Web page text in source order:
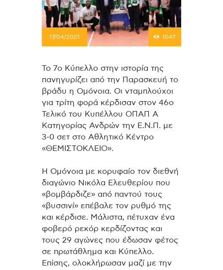
17/04/2021 1047
To 7o Kύπελλο στην ιστορία της
πανηγυρίζει από την Παρασκευή το
βράδυ η Ομόνοια. Οι νταμπλούχοι
για τρίτη φορά κέρδισαν στον 46ο
Τελικό του Κυπέλλου ΟΠΑΠ Α
Κατηγορίας Ανδρών την Ε.Ν.Π. με
3-0 σετ στο Αθλητικό Κέντρο
«ΘΕΜΙΣΤΟΚΛΕΙΟ».
Η Ομόνοια με κορυφαίο τον διεθνή
διαγώνιο Νικόλα Ελευθερίου που
«βομβάρδιζε» από παντού τους
«βυσσινί» επέβαλε τον ρυθμό της
και κέρδισε. Μάλιστα, πέτυχαν ένα
φοβερό ρεκόρ κερδίζοντας και
τους 29 αγώνες που έδωσαν φέτος
σε πρωτάθλημα και Κύπελλο.
Επίσης, ολοκλήρωσαν μαζί με την